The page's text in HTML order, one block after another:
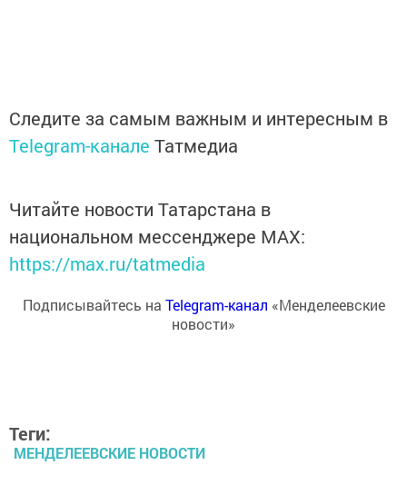
Следите за самым важным и интересным в
Telegram-канале Татмедиа
Читайте новости Татарстана в
национальном мессенджере MАХ:
https://max.ru/tatmedia
Подписывайтесь на Telegram-канал «Менделеевские
новости»
Теги:
МЕНДЕЛЕЕВСКИЕ НОВОСТИ